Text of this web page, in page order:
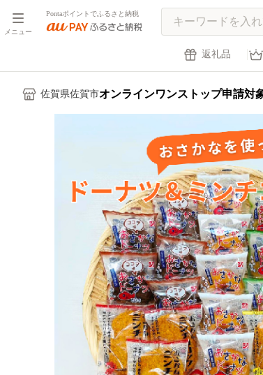
メニュー
Pontaポイントでふるさと納税
返礼品
佐賀県佐賀市オンラインワンストップ申請対